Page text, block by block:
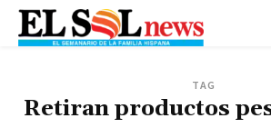
TAG
Retiran productos